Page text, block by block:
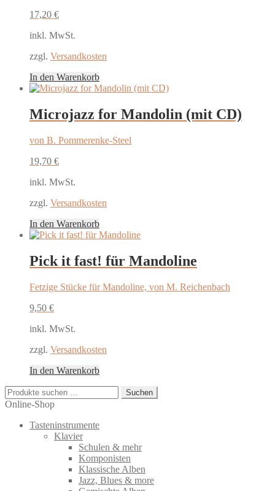
17,20 €
inkl. MwSt.
zzgl. Versandkosten
In den Warenkorb
Microjazz for Mandolin (mit CD)
von B. Pommerenke-Steel
19,70 €
inkl. MwSt.
zzgl. Versandkosten
In den Warenkorb
Pick it fast! für Mandoline
Fetzige Stücke für Mandoline, von M. Reichenbach
9,50 €
inkl. MwSt.
zzgl. Versandkosten
In den Warenkorb
Suchen
nach:
Suchen
Online-Shop
Tasteninstrumente
Klavier
Schulen & mehr
Komponisten
Klassische Alben
Jazz, Blues & more